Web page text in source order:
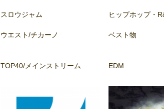
スロウジャム ヒップホップ・
ウエスト/チカーノ ベスト物
TOP40/メインストリーム EDM